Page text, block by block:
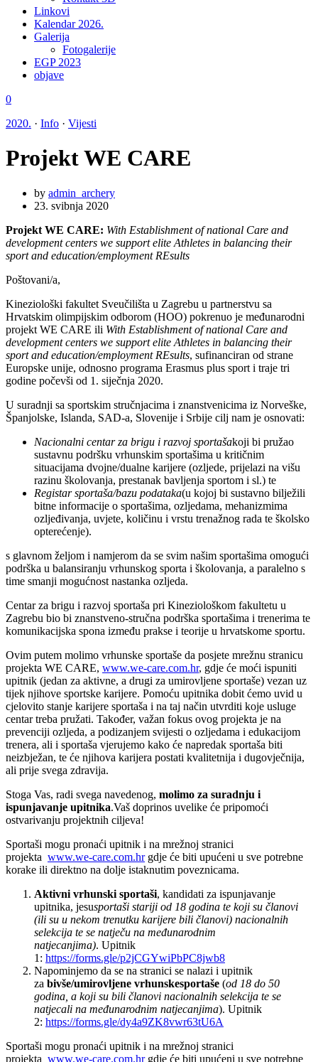
Linkovi
Kalendar 2026.
Galerija
Fotogalerije
EGP 2023
objave
0
2020. · Info · Vijesti
Projekt WE CARE
by admin_archery
23. svibnja 2020
Projekt WE CARE: With Establishment of national Care and
development centers we support elite Athletes in balancing their
sport and education/employment REsults
Poštovani/a,
Kineziološki fakultet Sveučilišta u Zagrebu u partnerstvu sa
Hrvatskim olimpijskim odborom (HOO) pokrenuo je međunarodni
projekt WE CARE ili With Establishment of national Care and
development centers we support elite Athletes in balancing their
sport and education/employment REsults, sufinanciran od strane
Europske unije, odnosno programa Erasmus plus sport i traje tri
godine počevši od 1. siječnja 2020.
U suradnji sa sportskim stručnjacima i znanstvenicima iz Norveške,
Španjolske, Islanda, SAD-a, Slovenije i Srbije cilj nam je osnovati:
Nacionalni centar za brigu i razvoj sportašakoji bi pružao
sustavnu podršku vrhunskim sportašima u kritičnim
situacijama dvojne/dualne karijere (ozljede, prijelazi na višu
razinu školovanja, prestanak bavljenja sportom i sl.) te
Registar sportaša/bazu podataka(u kojoj bi sustavno bilježili
bitne informacije o sportašima, ozljedama, mehanizmima
ozljeđivanja, uvjete, količinu i vrstu trenažnog rada te školsko
opterećenje).
s glavnom željom i namjerom da se svim našim sportašima omogući
podrška u balansiranju vrhunskog sporta i školovanja, a paralelno s
time smanji mogućnost nastanka ozljeda.
Centar za brigu i razvoj sportaša pri Kineziološkom fakultetu u
Zagrebu bio bi znanstveno-stručna podrška sportašima i trenerima te
komunikacijska spona između prakse i teorije u hrvatskome sportu.
Ovim putem molimo vrhunske sportaše da posjete mrežnu stranicu
projekta WE CARE, www.we-care.com.hr, gdje će moći ispuniti
upitnik (jedan za aktivne, a drugi za umirovljene sportaše) vezan uz
tijek njihove sportske karijere. Pomoću upitnika dobit ćemo uvid u
cjelovito stanje karijere sportaša i na taj način utvrditi koje usluge
centar treba pružati. Također, važan fokus ovog projekta je na
prevenciji ozljeda, a podizanjem svijesti o ozljedama i edukacijom
trenera, ali i sportaša vjerujemo kako će napredak sportaša biti
neizbježan, te će njihova karijera postati kvalitetnija i dugovječnija,
ali prije svega zdravija.
Stoga Vas, radi svega navedenog, molimo za suradnju i
ispunjavanje upitnika.Vaš doprinos uvelike će pripomoći
ostvarivanju projektnih ciljeva!
Sportaši mogu pronaći upitnik i na mrežnoj stranici
projekta www.we-care.com.hrgdje će biti upućeni u sve potrebne
korake ili direktno na dolje istaknutim poveznicama.
Aktivni vrhunski sportaši, kandidati za ispunjavanje
upitnika, jesusportaši stariji od 18 godina te koji su članovi
(ili su u nekom trenutku karijere bili članovi) nacionalnih
selekcija te se natječu na međunarodnim
natjecanjima). Upitnik
1: https://forms.gle/p2jCGYwiPbPC8jwb8
Napominjemo da se na stranici se nalazi i upitnik
za bivše/umirovljene vrhunskesportaše (od 18 do 50
godina, a koji su bili članovi nacionalnih selekcija te se
natjecali na međunarodnim natjecanjima). Upitnik
2: https://forms.gle/dy4a9ZK8vwr63tU6A
Sportaši mogu pronaći upitnik i na mrežnoj stranici
projekta www.we-care.com.hrgdje će biti upućeni u sve potrebne